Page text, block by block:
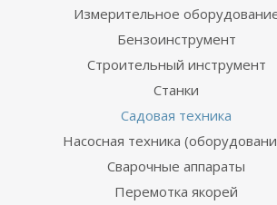
Измерительное
Бензоинструмент
Строительный инструмент
Станки
Садовая техника
Насосная техника
Сварочные аппараты
Перемотка якорей